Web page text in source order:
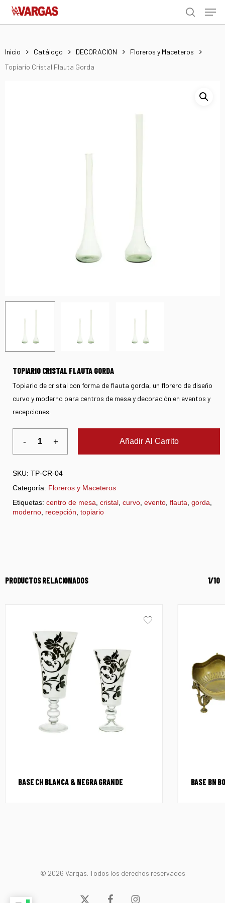
Skip
search
Menu
Inicio Catálogo DECORACION
Floreros y Maceteros
Topiario Cristal Flauta Gorda
TOPIARIO CRISTAL FLAUTA GORDA
Topiario de cristal con forma de flauta gorda, un florero de diseño
curvo y moderno para centros de mesa y decoración en eventos y
recepciones.
Añadir Al Carrito
SKU: TP-CR-04
Categoría: Floreros y Maceteros
Etiquetas: centro de mesa cristal curvo evento flauta gorda
moderno recepción topiario
PRODUCTOS RELACIONADOS 1/10
BASE CH BLANCA & NEGRA GRANDE BASE BN
© 2026 Vargas. Todos los derechos reservados
x- facebookinstagram